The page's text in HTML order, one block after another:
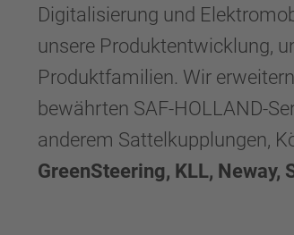
Digitalisierung und
unsere Produktentwicklung,
Produktfamilien. Wir
bewährten SAF-HOLLAND-
anderem Sattelkupplungen,
GreenSteering, KLL, Neway,